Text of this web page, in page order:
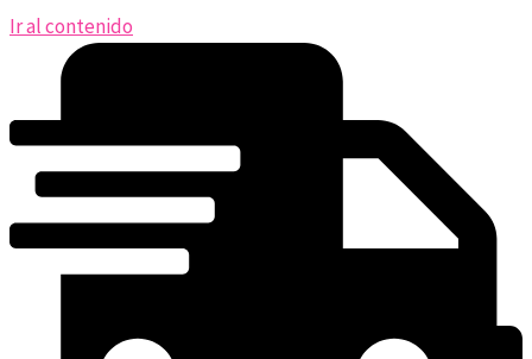
Ir al contenido